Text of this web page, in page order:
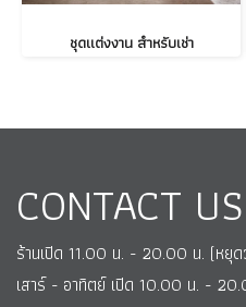
ชุดแต่งงาน สำหรับเช่า
CONTACT US
ร้านเปิด 11.00 น. - 20.00 น. (หยุ
เสาร์ - อาทิตย์ เปิด 10.00 น. -